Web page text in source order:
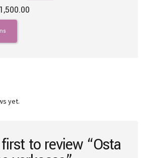
1,500.00
yet.
to review “Osta